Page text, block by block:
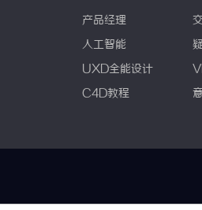
产品经理
人工智能
UXD全能设计
C4D教程